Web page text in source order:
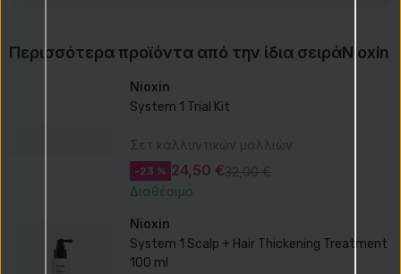
Περισσότερα προϊόντα από την ίδια σειράNioxin
Nioxin
System 1 Trial Kit
Σετ καλλυντικών μαλλιών
-23 % 24,50 €32,00 €
Διαθέσιμο
Nioxin
System 1 Scalp + Hair Thickening Treatment
100 ml